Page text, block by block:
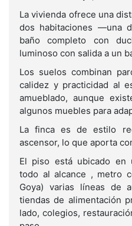
La vivienda ofrece una
dos habitaciones —una
baño completo con
luminoso con salida a un
Los suelos combinan
calidez y practicidad al
amueblado, aunque
algunos muebles para
La finca es de estilo
ascensor, lo que aporta
El piso está ubicado en
todo al alcance , metro
Goya) varias líneas de
tiendas de alimentación
lado, colegios,